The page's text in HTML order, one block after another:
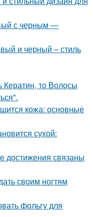
с черным —
и черный – стиль
Кератин, то Волосы
кожа: основные
сухой:
достижения связаны
своим ногтям
фольгу для